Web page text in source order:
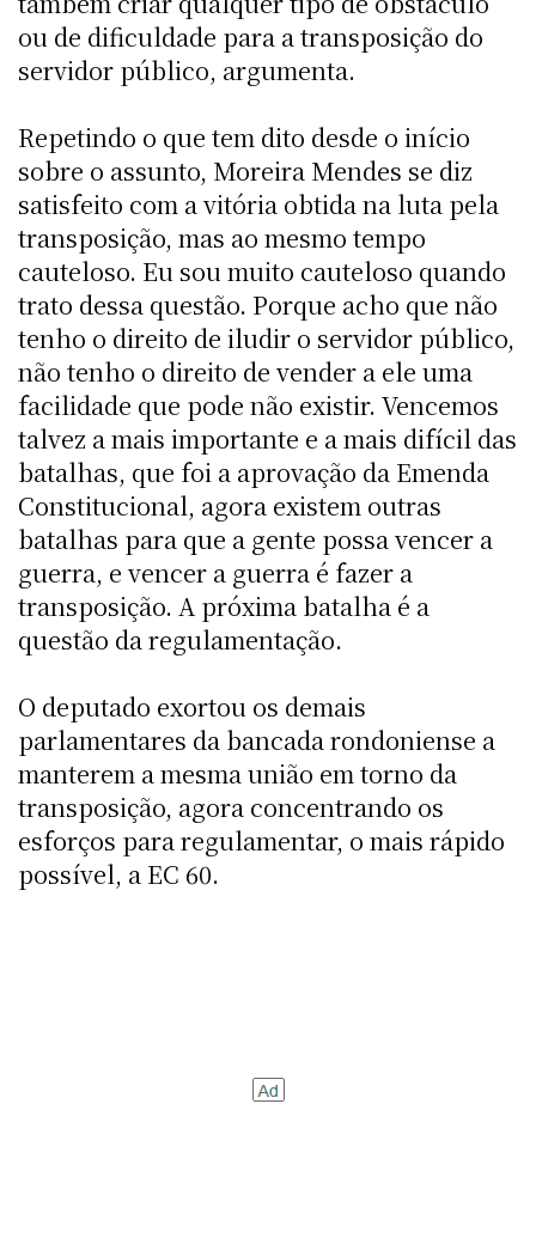
ou de dificuldade para a transposição do
servidor público, argumenta.
Repetindo o que tem dito desde o início
sobre o assunto, Moreira Mendes se diz
satisfeito com a vitória obtida na luta pela
transposição, mas ao mesmo tempo
cauteloso. Eu sou muito cauteloso quando
trato dessa questão. Porque acho que não
tenho o direito de iludir o servidor público,
não tenho o direito de vender a ele uma
facilidade que pode não existir. Vencemos
talvez a mais importante e a mais difícil das
batalhas, que foi a aprovação da Emenda
Constitucional, agora existem outras
batalhas para que a gente possa vencer a
guerra, e vencer a guerra é fazer a
transposição. A próxima batalha é a
questão da regulamentação.
O deputado exortou os demais
parlamentares da bancada rondoniense a
manterem a mesma união em torno da
transposição, agora concentrando os
esforços para regulamentar, o mais rápido
possível, a EC 60.